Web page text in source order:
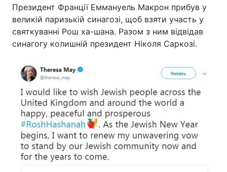
Тема оформлення
Президент Франції Еммануель Макрон прибув у
великій паризькій синагозі, щоб взяти участь у
святкуванні Рош ха-шана. Разом з ним відвідав
синагогу колишній президент Ніколя Саркозі.